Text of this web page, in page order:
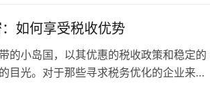
如何享受税收优势
的小岛国，以其优惠的税收政策和稳定的
目光。对于那些寻求税务优化的企业来